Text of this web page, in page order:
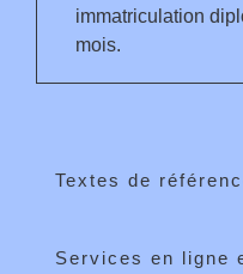
immatriculation
mois.
Textes de
Services en ligne